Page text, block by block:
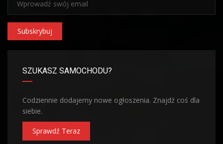
Subskrybuj
SZUKASZ SAMOCHODU?
Codziennie dodajemy nowe ogłoszenia. Znajdź coś dla
siebie.
Sprawdź Teraz